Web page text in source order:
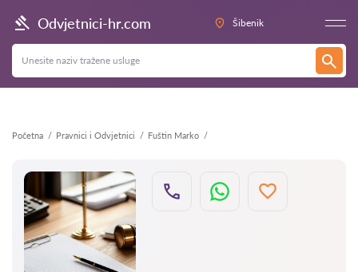
Odvjetnici-hr.com Šibenik
Početna Pravnici i Odvjetnici Fuštin Marko
Natrag